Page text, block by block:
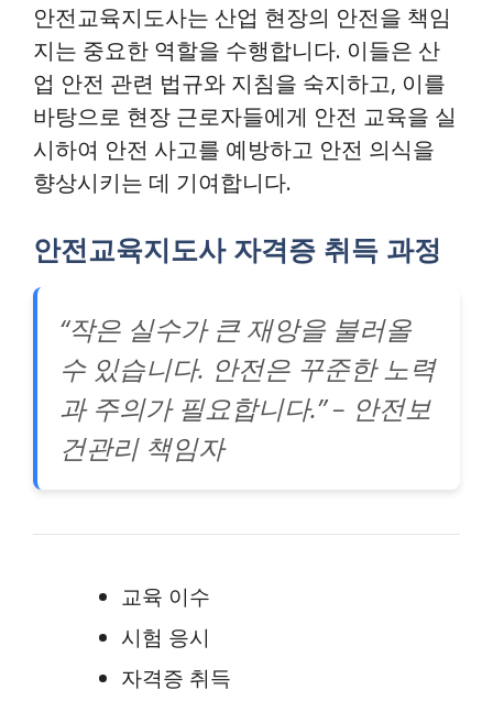
안전교육지도사는 산업 현장의 안전을 책임
지는 중요한 역할을 수행합니다. 이들은 산
업 안전 관련 법규와 지침을 숙지하고, 이를
바탕으로 현장 근로자들에게 안전 교육을 실
시하여 안전 사고를 예방하고 안전 의식을
향상시키는 데 기여합니다.
안전교육지도사 자격증 취득 과정
“작은 실수가 큰 재앙을 불러올
수 있습니다. 안전은 꾸준한 노력
과 주의가 필요합니다.” – 안전보
건관리 책임자
교육 이수
시험 응시
자격증 취득